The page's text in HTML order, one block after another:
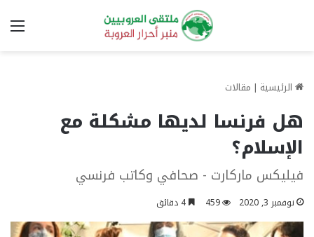
الرئيسية | مقالات
هل فرنسا لديها مشكلة مع
الإسلام؟
فيليكس ماركارت - صحافي وكاتب فرنسي
نوفمبر 3, 2020 459